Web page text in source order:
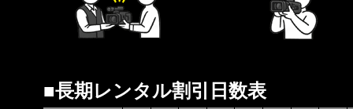
■長期レンタル割引日数表